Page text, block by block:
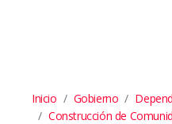
Inicio Gobierno
Construcción de